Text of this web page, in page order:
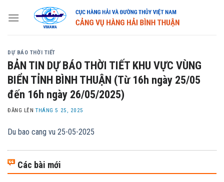
DỰ BÁO THỜI TIẾT
BẢN TIN DỰ BÁO THỜI TIẾT KHU VỰC VÙNG
BIỂN TỈNH BÌNH THUẬN (Từ 16h ngày 25/05
đến 16h ngày 26/05/2025)
ĐĂNG LÊNTHÁNG 5 25, 2025
Du bao cang vu 25-05-2025
Các bài mới